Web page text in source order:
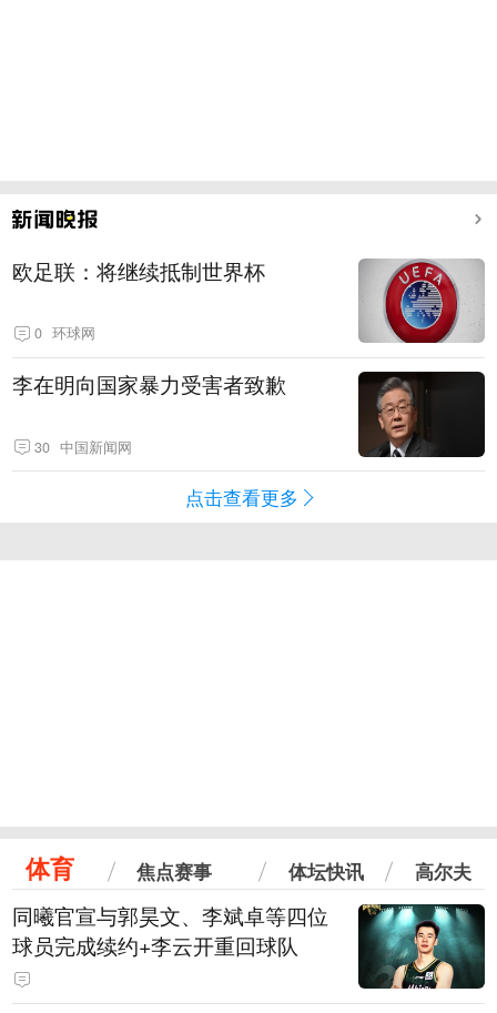
欧足联：将继续抵制世界杯
0 环球网
李在明向国家暴力受害者致歉
30 中国新闻网
点击查看更多
体育 焦点赛事 体坛快讯 高尔夫
同曦官宣与郭昊文、李斌卓等四位
球员完成续约+李云开重回球队